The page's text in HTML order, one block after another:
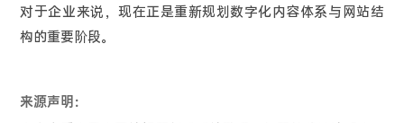
对于企业来说，现在正是重新规划数字化内容体系与网站结
构的重要阶段。
来源声明：